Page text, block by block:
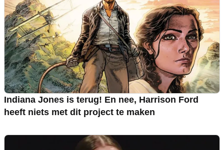
Indiana Jones is terug! En nee, Harrison Ford
heeft niets met dit project te maken